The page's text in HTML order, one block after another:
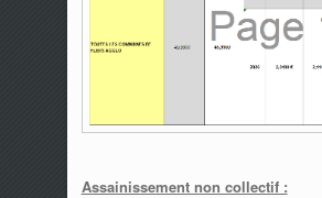
Assainissement non collectif :